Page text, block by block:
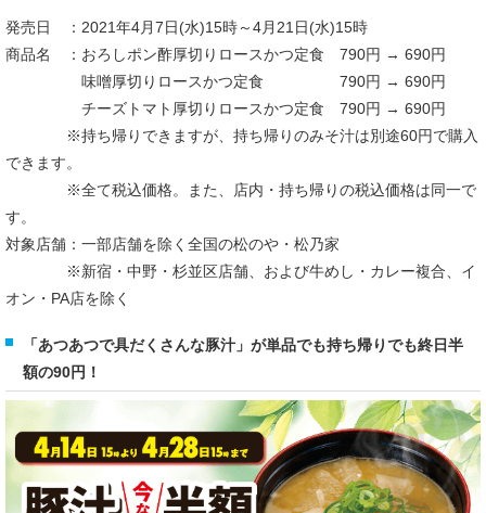
発売日 ：2021年4月7日(水)15時～4月21日(水)15時
商品名 ：おろしポン酢厚切りロースかつ定食 790円 → 690円
味噌厚切りロースかつ定食 790円 → 690円
チーズトマト厚切りロースかつ定食 790円 → 690円
※持ち帰りできますが、持ち帰りのみそ汁は別途60円で購入
できます。
※全て税込価格。また、店内・持ち帰りの税込価格は同一で
す。
対象店舗：一部店舗を除く全国の松のや・松乃家
※新宿・中野・杉並区店舗、および牛めし・カレー複合、イ
オン・PA店を除く
「あつあつで具だくさんな豚汁」が単品でも持ち帰りでも終日半
額の90円！